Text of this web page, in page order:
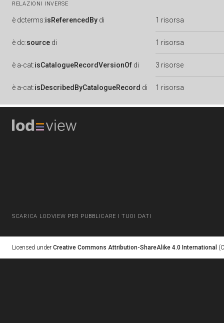
RELAZIONI INVERSE
è dcterms:isReferencedBy di 1 risorsa
è dc:source di 1 risorsa
è a-cat:isCatalogueRecordVersionOf di 3 risorse
è a-cat:isDescribedByCatalogueRecord di 1 risorsa
SCARICA LODVIEW PER PUBBLICARE I TUOI DATI
Licensed under Creative Commons Attribution-ShareAlike 4.0 International